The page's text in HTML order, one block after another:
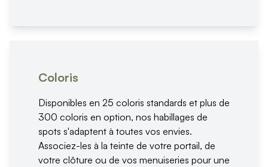
Coloris
Disponibles en 25 coloris standards et plus de
300 coloris en option, nos habillages de
spots s'adaptent à toutes vos envies.
Associez-les à la teinte de votre portail, de
votre clôture ou de vos menuiseries pour une